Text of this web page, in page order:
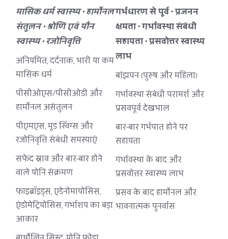
मासिक धर्म स्वास्थ्य • हार्मोनल
संतुलन • श्रोणि एवं यौन
स्वास्थ्य • रजोनिवृत्ति
अनियमित, दर्दनाक, भारी या कम
मासिक धर्म
पीसीओएस/पीसीओडी और
हार्मोनल असंतुलन
पीएमएस, मूड स्विंग्स और
रजोनिवृत्ति संबंधी समस्याएं
सफेद स्राव और बार-बार होने
वाले योनि संक्रमण
फाइब्रॉइड्स, एडेनोमायोसिस,
एंडोमेट्रियोसिस, गर्भाशय का बड़ा
आकार
गर्भधारण से पूर्व • प्रजनन
क्षमता • गर्भावस्था संबंधी
सहायता • प्रसवोत्तर स्वास्थ्य
लाभ
बांझपन (पुरुष और महिला)
गर्भावस्था संबंधी परामर्श और
प्रसवपूर्व देखभाल
बार-बार गर्भपात होने पर
सहायता
गर्भावस्था के बाद और
प्रसवोत्तर स्वास्थ्य लाभ
प्रसव के बाद हार्मोनल और
भावनात्मक पुनर्वास